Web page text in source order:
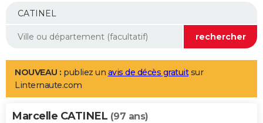
Mobiles
Meilleur smartphone
Internet
Ordinateurs
Jeux vidéo
Guide high-tech
Aménagement intérieur
LIFESTYLE
Art de vivre
Bien-être
Loisirs
Mode
Modes de vie
Alimentation
Guide de la santé
Maladies
Médicaments
Sommeil
VOYAGE
NOUVEAU : publiez un avis de décès gratuitsur
Linternaute.com
Marcelle CATINEL (97 ans)